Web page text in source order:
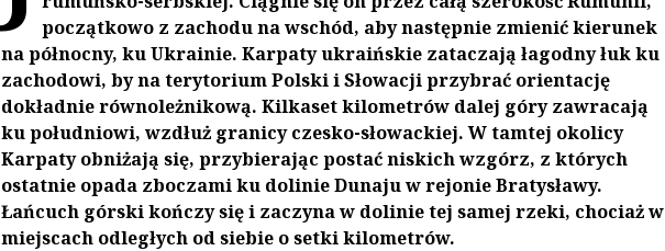
początkowo z zachodu na wschód, aby następnie zmienić kierunek
na północny, ku Ukrainie. Karpaty ukraińskie zataczają łagodny łuk ku
zachodowi, by na terytorium Polski i Słowacji przybrać orientację
dokładnie równoleżnikową. Kilkaset kilometrów dalej góry zawracają
ku południowi, wzdłuż granicy czesko-słowackiej. W tamtej okolicy
Karpaty obniżają się, przybierając postać niskich wzgórz, z których
ostatnie opada zboczami ku dolinie Dunaju w rejonie Bratysławy.
Łańcuch górski kończy się i zaczyna w dolinie tej samej rzeki, chociaż w
miejscach odległych od siebie o setki kilometrów.